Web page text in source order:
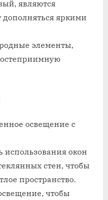
являются
яркими
элементы,
освещение с
использования окон
стен, чтобы
пространство.
чтобы